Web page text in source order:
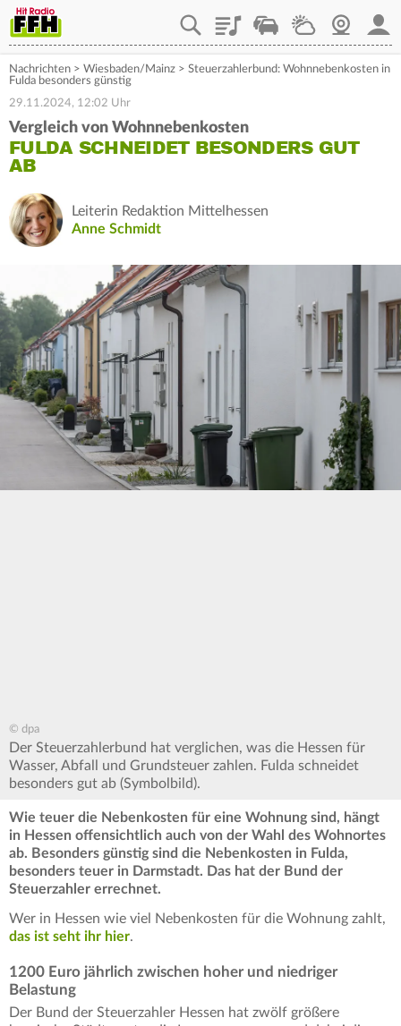
PlaylistStaupilotWetterWebcam
Nachrichten > Wiesbaden/Mainz > Steuerzahlerbund: Wohnnebenkosten in
Fulda besonders günstig
29.11.2024, 12:02 Uhr
Vergleich von Wohnnebenkosten
FULDA SCHNEIDET BESONDERS GUT
AB
Leiterin Redaktion Mittelhessen
Anne Schmidt
© dpa
Der Steuerzahlerbund hat verglichen, was die Hessen für
Wasser, Abfall und Grundsteuer zahlen. Fulda schneidet
besonders gut ab (Symbolbild).
Wie teuer die Nebenkosten für eine Wohnung sind, hängt
in Hessen offensichtlich auch von der Wahl des Wohnortes
ab. Besonders günstig sind die Nebenkosten in Fulda,
besonders teuer in Darmstadt. Das hat der Bund der
Steuerzahler errechnet.
Wer in Hessen wie viel Nebenkosten für die Wohnung zahlt,
das ist seht ihr hier.
1200 Euro jährlich zwischen hoher und niedriger
Belastung
Der Bund der Steuerzahler Hessen hat zwölf größere